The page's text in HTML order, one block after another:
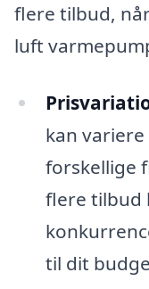
flere tilbud,
luft
kan
forskellige
flere tilbud
til dit